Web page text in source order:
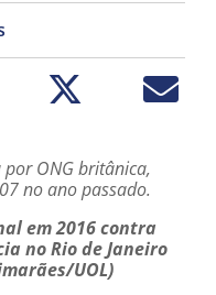
ONG britânica,
no ano passado.
em 2016 contra
no Rio de Janeiro
UOL)